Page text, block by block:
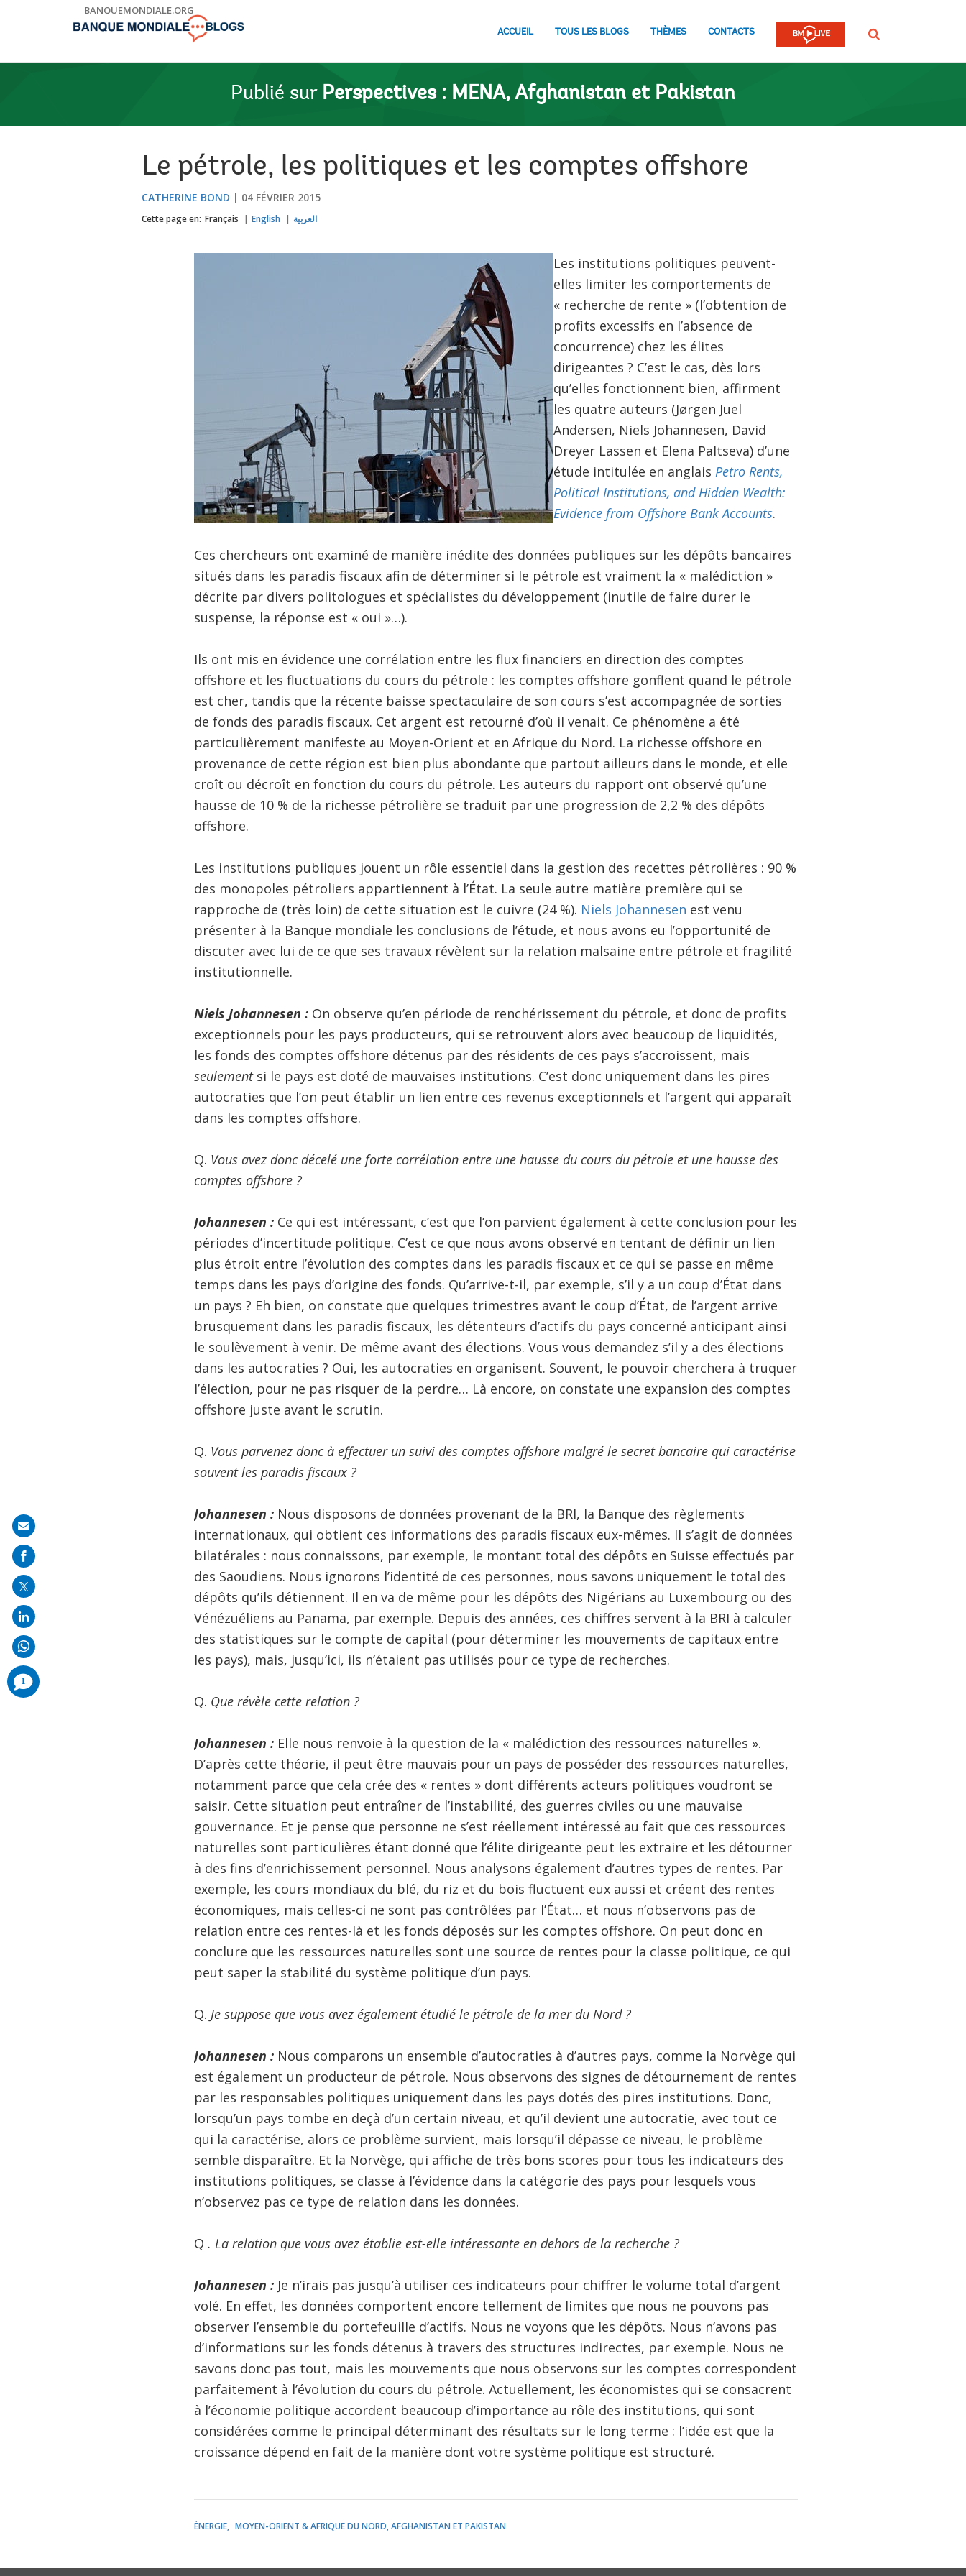
BANQUEMONDIALE.ORG
ACCUEIL TOUS LES BLOGS THÈMES CONTACTS Rechercher
Publié sur Perspectives : MENA, Afghanistan et Pakistan
Le pétrole, les politiques et les comptes offshore
CATHERINE BOND 04 FÉVRIER 2015
Cette page en: Français English العربية
Les institutions politiques peuvent-
elles limiter les comportements de
« recherche de rente » (l’obtention de
profits excessifs en l’absence de
concurrence) chez les élites
dirigeantes ? C’est le cas, dès lors
qu’elles fonctionnent bien, affirment
les quatre auteurs (Jørgen Juel
Andersen, Niels Johannesen, David
Dreyer Lassen et Elena Paltseva) d’une
étude intitulée en anglais Petro Rents,
Political Institutions, and Hidden Wealth:
Evidence from Offshore Bank Accounts.
Ces chercheurs ont examiné de manière inédite des données publiques sur les dépôts bancaires
situés dans les paradis fiscaux afin de déterminer si le pétrole est vraiment la « malédiction »
décrite par divers politologues et spécialistes du développement (inutile de faire durer le
suspense, la réponse est « oui »…).
Ils ont mis en évidence une corrélation entre les flux financiers en direction des comptes
offshore et les fluctuations du cours du pétrole : les comptes offshore gonflent quand le pétrole
est cher, tandis que la récente baisse spectaculaire de son cours s’est accompagnée de sorties
de fonds des paradis fiscaux. Cet argent est retourné d’où il venait. Ce phénomène a été
particulièrement manifeste au Moyen-Orient et en Afrique du Nord. La richesse offshore en
provenance de cette région est bien plus abondante que partout ailleurs dans le monde, et elle
croît ou décroît en fonction du cours du pétrole. Les auteurs du rapport ont observé qu’une
hausse de 10 % de la richesse pétrolière se traduit par une progression de 2,2 % des dépôts
offshore.
Les institutions publiques jouent un rôle essentiel dans la gestion des recettes pétrolières : 90 %
des monopoles pétroliers appartiennent à l’État. La seule autre matière première qui se
rapproche de (très loin) de cette situation est le cuivre (24 %). Niels Johannesen est venu
présenter à la Banque mondiale les conclusions de l’étude, et nous avons eu l’opportunité de
discuter avec lui de ce que ses travaux révèlent sur la relation malsaine entre pétrole et fragilité
institutionnelle.
Niels Johannesen :On observe qu’en période de renchérissement du pétrole, et donc de profits
exceptionnels pour les pays producteurs, qui se retrouvent alors avec beaucoup de liquidités,
les fonds des comptes offshore détenus par des résidents de ces pays s’accroissent, mais
seulementsi le pays est doté de mauvaises institutions. C’est donc uniquement dans les pires
autocraties que l’on peut établir un lien entre ces revenus exceptionnels et l’argent qui apparaît
dans les comptes offshore.
Q. Vous avez donc décelé une forte corrélation entre une hausse du cours du pétrole et une hausse des
comptes offshore ?
Johannesen :Ce qui est intéressant, c’est que l’on parvient également à cette conclusion pour les
périodes d’incertitude politique. C’est ce que nous avons observé en tentant de définir un lien
plus étroit entre l’évolution des comptes dans les paradis fiscaux et ce qui se passe en même
temps dans les pays d’origine des fonds. Qu’arrive-t-il, par exemple, s’il y a un coup d’État dans
un pays ? Eh bien, on constate que quelques trimestres avant le coup d’État, de l’argent arrive
brusquement dans les paradis fiscaux, les détenteurs d’actifs du pays concerné anticipant ainsi
le soulèvement à venir. De même avant des élections. Vous vous demandez s’il y a des élections
dans les autocraties ? Oui, les autocraties en organisent. Souvent, le pouvoir cherchera à truquer
l’élection, pour ne pas risquer de la perdre… Là encore, on constate une expansion des comptes
offshore juste avant le scrutin.
Q. Vous parvenez donc à effectuer un suivi des comptes offshore malgré le secret bancaire qui caractérise
souvent les paradis fiscaux ?
Johannesen :Nous disposons de données provenant de la BRI, la Banque des règlements
internationaux, qui obtient ces informations des paradis fiscaux eux-mêmes. Il s’agit de données
bilatérales : nous connaissons, par exemple, le montant total des dépôts en Suisse effectués par
des Saoudiens. Nous ignorons l’identité de ces personnes, nous savons uniquement le total des
dépôts qu’ils détiennent. Il en va de même pour les dépôts des Nigérians au Luxembourg ou des
Vénézuéliens au Panama, par exemple. Depuis des années, ces chiffres servent à la BRI à calculer
des statistiques sur le compte de capital (pour déterminer les mouvements de capitaux entre
les pays), mais, jusqu’ici, ils n’étaient pas utilisés pour ce type de recherches.
Q. Que révèle cette relation ?
Johannesen :Elle nous renvoie à la question de la « malédiction des ressources naturelles ».
D’après cette théorie, il peut être mauvais pour un pays de posséder des ressources naturelles,
notamment parce que cela crée des « rentes » dont différents acteurs politiques voudront se
saisir. Cette situation peut entraîner de l’instabilité, des guerres civiles ou une mauvaise
gouvernance. Et je pense que personne ne s’est réellement intéressé au fait que ces ressources
naturelles sont particulières étant donné que l’élite dirigeante peut les extraire et les détourner
à des fins d’enrichissement personnel. Nous analysons également d’autres types de rentes. Par
exemple, les cours mondiaux du blé, du riz et du bois fluctuent eux aussi et créent des rentes
économiques, mais celles-ci ne sont pas contrôlées par l’État… et nous n’observons pas de
relation entre ces rentes-là et les fonds déposés sur les comptes offshore. On peut donc en
conclure que les ressources naturelles sont une source de rentes pour la classe politique, ce qui
peut saper la stabilité du système politique d’un pays.
Q. Je suppose que vous avez également étudié le pétrole de la mer du Nord ?
Johannesen :Nous comparons un ensemble d’autocraties à d’autres pays, comme la Norvège qui
est également un producteur de pétrole. Nous observons des signes de détournement de rentes
par les responsables politiques uniquement dans les pays dotés des pires institutions. Donc,
lorsqu’un pays tombe en deçà d’un certain niveau, et qu’il devient une autocratie, avec tout ce
qui la caractérise, alors ce problème survient, mais lorsqu’il dépasse ce niveau, le problème
semble disparaître. Et la Norvège, qui affiche de très bons scores pour tous les indicateurs des
institutions politiques, se classe à l’évidence dans la catégorie des pays pour lesquels vous
n’observez pas ce type de relation dans les données.
Q . La relation que vous avez établie est-elle intéressante en dehors de la recherche ?
Johannesen :Je n’irais pas jusqu’à utiliser ces indicateurs pour chiffrer le volume total d’argent
volé. En effet, les données comportent encore tellement de limites que nous ne pouvons pas
observer l’ensemble du portefeuille d’actifs. Nous ne voyons que les dépôts. Nous n’avons pas
d’informations sur les fonds détenus à travers des structures indirectes, par exemple. Nous ne
savons donc pas tout, mais les mouvements que nous observons sur les comptes correspondent
parfaitement à l’évolution du cours du pétrole. Actuellement, les économistes qui se consacrent
à l’économie politique accordent beaucoup d’importance au rôle des institutions, qui sont
considérées comme le principal déterminant des résultats sur le long terme : l’idée est que la
croissance dépend en fait de la manière dont votre système politique est structuré.
ÉNERGIE MOYEN-ORIENT & AFRIQUE DU NORD, AFGHANISTAN ET PAKISTAN
Share
on
mail
1
comments
added